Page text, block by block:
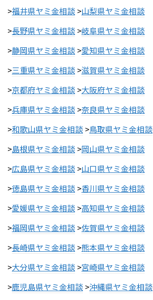
>福井県ヤミ金相談 >山梨県ヤミ金相談
>長野県ヤミ金相談 >岐阜県ヤミ金相談
>静岡県ヤミ金相談 >愛知県ヤミ金相談
>三重県ヤミ金相談 >滋賀県ヤミ金相談
>京都府ヤミ金相談 >大阪府ヤミ金相談
>兵庫県ヤミ金相談 >奈良県ヤミ金相談
>和歌山県ヤミ金相談 >鳥取県ヤミ金相談
>島根県ヤミ金相談 >岡山県ヤミ金相談
>広島県ヤミ金相談 >山口県ヤミ金相談
>徳島県ヤミ金相談 >香川県ヤミ金相談
>愛媛県ヤミ金相談 >高知県ヤミ金相談
>福岡県ヤミ金相談 >佐賀県ヤミ金相談
>長崎県ヤミ金相談 >熊本県ヤミ金相談
>大分県ヤミ金相談 >宮崎県ヤミ金相談
>鹿児島県ヤミ金相談 >沖縄県ヤミ金相談